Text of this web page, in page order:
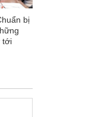
bị
tới